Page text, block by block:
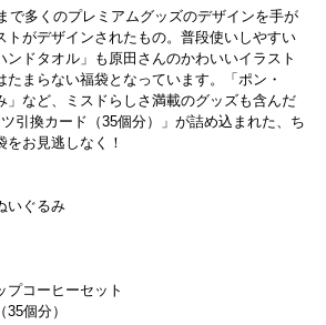
で多くのプレミアムグッズのデザインを手が
トがデザインされたもの。普段使いしやすい
ンドタオル」も原田さんのかわいいイラスト
まらない福袋となっています。「ポン・
」など、ミスドらしさ満載のグッズも含んだ
引換カード（35個分）」が詰め込まれた、ち
をお見逃しなく！
いぐるみ
プコーヒーセット
個分）